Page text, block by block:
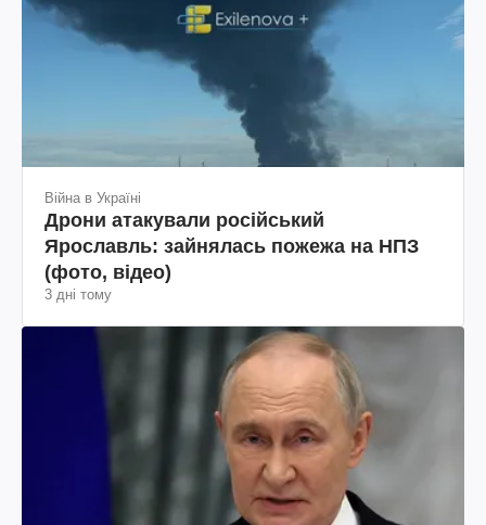
Війна в Україні
Дрони атакували російський
Ярославль: зайнялась пожежа на НПЗ
(фото, відео)
3 дні тому